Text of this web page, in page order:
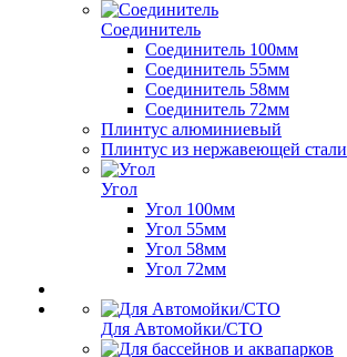
Соединитель
Соединитель 100мм
Соединитель 55мм
Соединитель 58мм
Соединитель 72мм
Плинтус алюминиевый
Плинтус из нержавеющей стали
Угол
Угол 100мм
Угол 55мм
Угол 58мм
Угол 72мм
Для Автомойки/СТО